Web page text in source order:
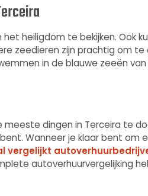
heiligdom te bekijken. Ook
zeedieren zijn prachtig om
in de blauwe zeeën van
meeste dingen in Terceira te
Wanneer je klaar bent om
vergelijkt
autoverhuurvergelijking